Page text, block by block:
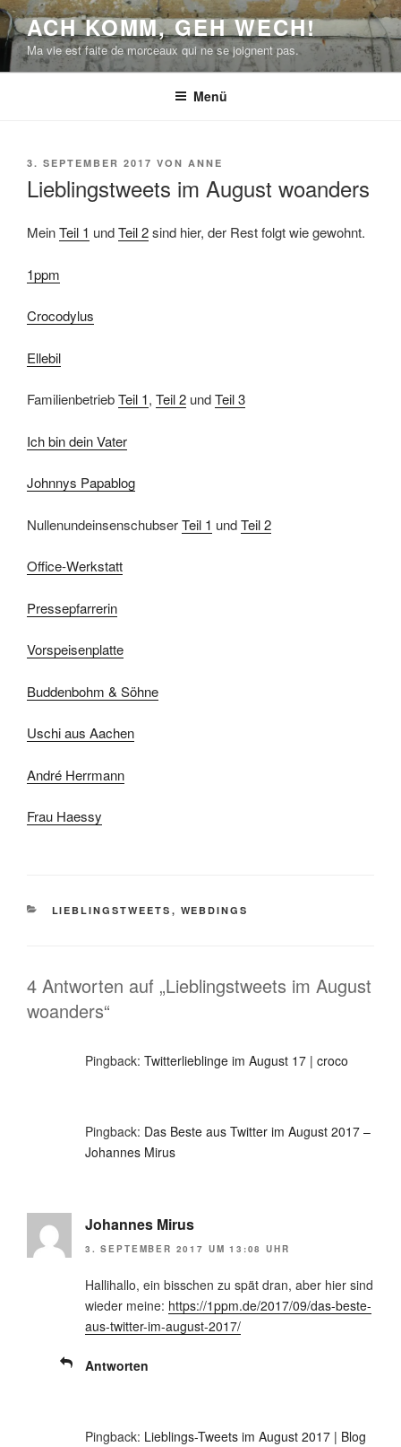
Zum
Inhalt
springen
ACH KOMM, GEH WECH!
Ma vie est faite de morceaux qui ne se joignent pas.
Menü
VERÖFFENTLICHT
3. SEPTEMBER 2017 VON ANNE
Lieblingstweets im August woanders
MeinTeil 1 undTeil 2sind hier, der Rest folgt wie gewohnt.
1ppm
Crocodylus
Ellebil
FamilienbetriebTeil 1, Teil 2 undTeil 3
Ich bin dein Vater
Johnnys Papablog
NullenundeinsenschubserTeil 1 undTeil 2
Office-Werkstatt
Pressepfarrerin
Vorspeisenplatte
Buddenbohm & Söhne
Uschi aus Aachen
André Herrmann
Frau Haessy
KATEGORIEN
LIEBLINGSTWEETS , WEBDINGS
4 Antworten auf „Lieblingstweets im August
woanders“
Pingback: Twitterlieblinge im August 17 | croco
Pingback: Das Beste aus Twitter im August 2017 –
Johannes Mirus
Johannes Mirus
3. SEPTEMBER 2017 UM 13:08 UHR
Hallihallo, ein bisschen zu spät dran, aber hier sind
wieder meine: https://1ppm.de/2017/09/das-beste-
aus-twitter-im-august-2017/
Antworten
Pingback: Lieblings-Tweets im August 2017 | Blog